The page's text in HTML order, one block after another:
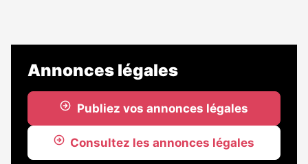
Annonces légales
Publiez vos annonces légales
Consultez les annonces légales